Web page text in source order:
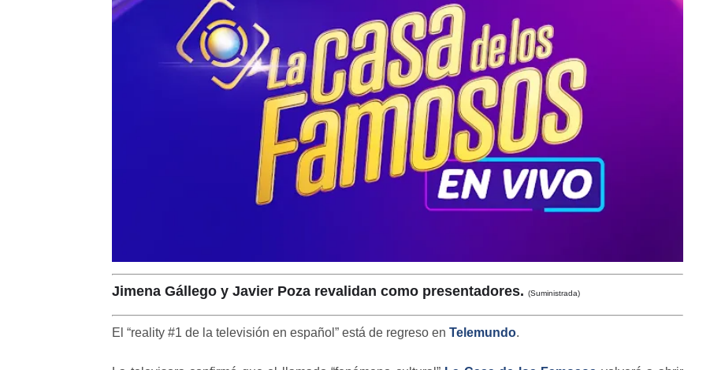
Jimena Gállego y Javier Poza revalidan como presentadores. (Suministrada)
El “reality #1 de la televisión en español” está de regreso en Telemundo.